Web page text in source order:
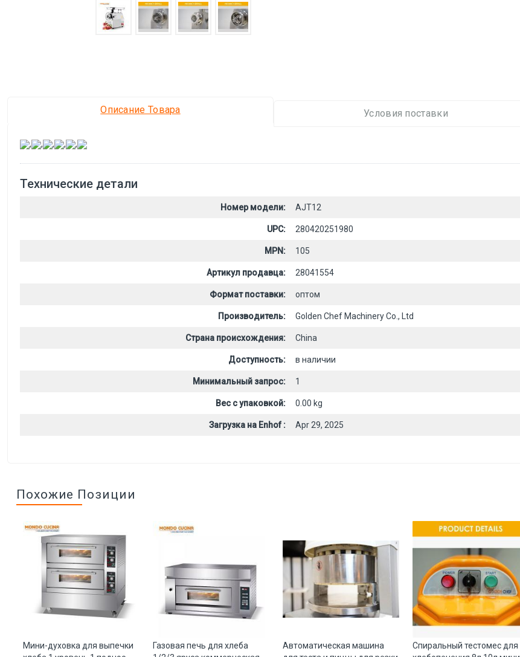
Описание Товара Условия поставки
, , , , ,
Технические детали
Номер модели: AJT12
UPC: 280420251980
MPN: 105
Артикул продавца: 28041554
Формат поставки: оптом
Производитель: Golden Chef Machinery Co., Ltd
Страна происхождения: China
Доступность: в наличии
Минимальный запрос: 1
Вес с упаковкой: 0.00 kg
Загрузка на Enhof : Apr 29, 2025
Похожие Позиции
Мини-духовка для выпечки
Газовая печь для хлеба
Автоматическая машина
Спиральный тестомес для